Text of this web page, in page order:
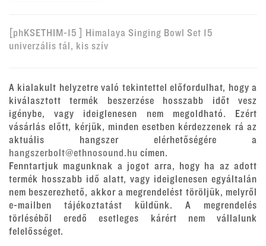
[phKSETHIM-15 ] Himalaya Singing Bowl Set 15
univerzális tál, kis szív
A kialakult helyzetre való tekintettel előfordulhat, hogy a
kiválasztott termék beszerzése hosszabb időt vesz
igénybe, vagy ideiglenesen nem megoldható. Ezért
vásárlás előtt, kérjük, minden esetben kérdezzenek rá az
aktuális hangszer elérhetőségére a
hangszerbolt@ethnosound.hu címen.
Fenntartjuk magunknak a jogot arra, hogy ha az adott
termék hosszabb idő alatt, vagy ideiglenesen egyáltalán
nem beszerezhető, akkor a megrendelést töröljük, melyről
e-mailben tájékoztatást küldünk. A megrendelés
törléséből eredő esetleges kárért nem vállalunk
felelősséget.